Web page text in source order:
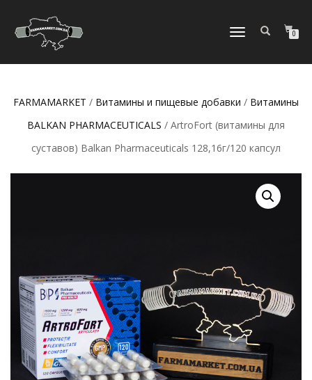
ПЕРЕКЛЮЧИТЬ
0
FARMAMARKET / Витамины и пищевые добавки / Витамины
BALKAN PHARMACEUTICALS / ArtroFort (витамины для
суставов) Balkan Pharmaceuticals 128,16г/120 капсул